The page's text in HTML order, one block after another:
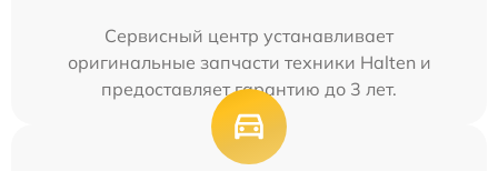
Сервисный центр устанавливает
оригинальные запчасти техники Halten и
предоставляет гарантию до 3 лет.